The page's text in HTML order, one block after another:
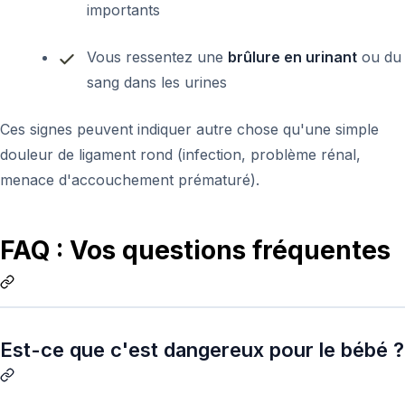
importants
Vous ressentez une brûlure en urinant ou du
sang dans les urines
Ces signes peuvent indiquer autre chose qu'une simple
douleur de ligament rond (infection, problème rénal,
menace d'accouchement prématuré).
FAQ : Vos questions fréquentes
Est-ce que c'est dangereux pour le bébé ?